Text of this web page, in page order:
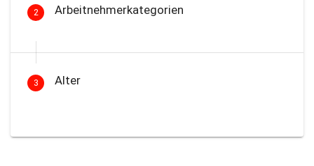
2 Arbeitnehmerkategorien
3 Alter